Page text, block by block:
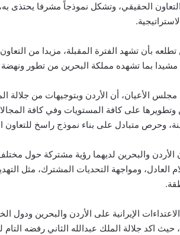
الحقيقي، وتشكل نموذجاً مشرفا يحتذى
بأن تشهد الفترة المقبلة، مزيدا من
مشيدا بما تشهده مملكة البحرين من تطور
الأعيان، أن الأردن وبتوجيهات من جلالة
وتطويرها على كافة المستويات وفي كافة
وحرص متبادل على بناء نموذج راسخ للتعاون
والبحرين لديهما رؤية مشتركة حول مختلف
العادل، ومواجهة التحديات المشترك، مثل
الإيرانية على الأردن والبحرين ودول
حيث اكد جلالة الملك عبدالله الثاني رفضه التام